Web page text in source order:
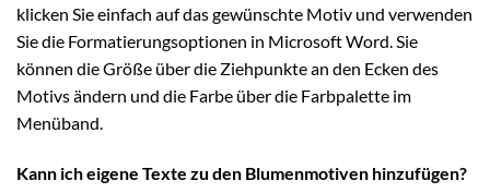
klicken Sie einfach auf das gewünschte Motiv und verwenden
Sie die Formatierungsoptionen in Microsoft Word. Sie
können die Größe über die Ziehpunkte an den Ecken des
Motivs ändern und die Farbe über die Farbpalette im
Menüband.
Kann ich eigene Texte zu den Blumenmotiven hinzufügen?